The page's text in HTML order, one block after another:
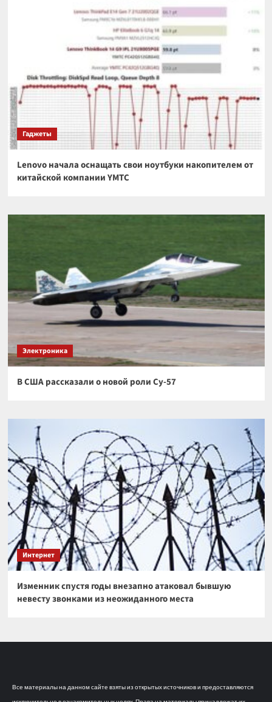
Гаджеты
Lenovo начала оснащать свои ноутбуки накопителем от
китайской компании YMTC
Электроника
В США рассказали о новой роли Су-57
Интернет
Изменник спустя годы внезапно атаковал бывшую
невесту звонками из неожиданного места
Все материалы на данном сайте взяты из открытых источников и предоставляются